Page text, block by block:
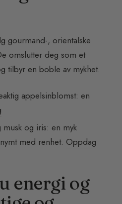
gourmand-, orientalske
omslutter deg som et
tilbyr en boble av mykhet.
appelsinblomst: en
og iris: en myk
med renhet. Oppdag
energi og